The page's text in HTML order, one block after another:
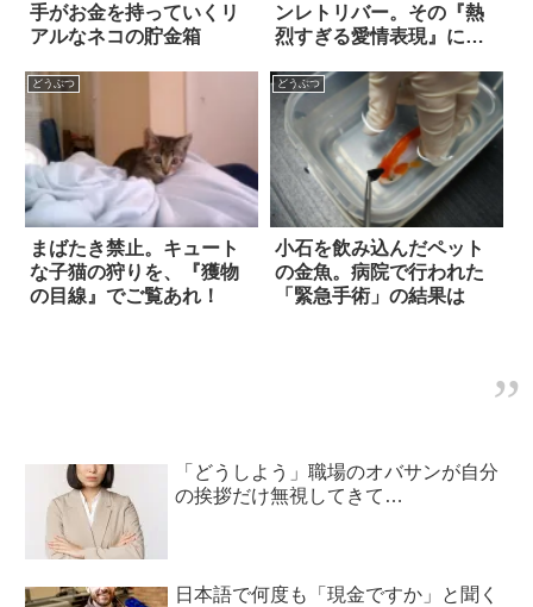
手がお金を持っていくリ
アルなネコの貯金箱
ンレトリバー。その『熱
烈すぎる愛情表現』に、
う
どうぶつ
まばたき禁止。キュート
な子猫の狩りを、『獲物
の目線』でご覧あれ！
どうぶつ
小石を飲み込んだペット
の金魚。病院で行われた
「緊急手術」の結果は
「どうしよう」職場のオバサンが自分
の挨拶だけ無視してきて…
日本語で何度も「現金ですか」と聞く